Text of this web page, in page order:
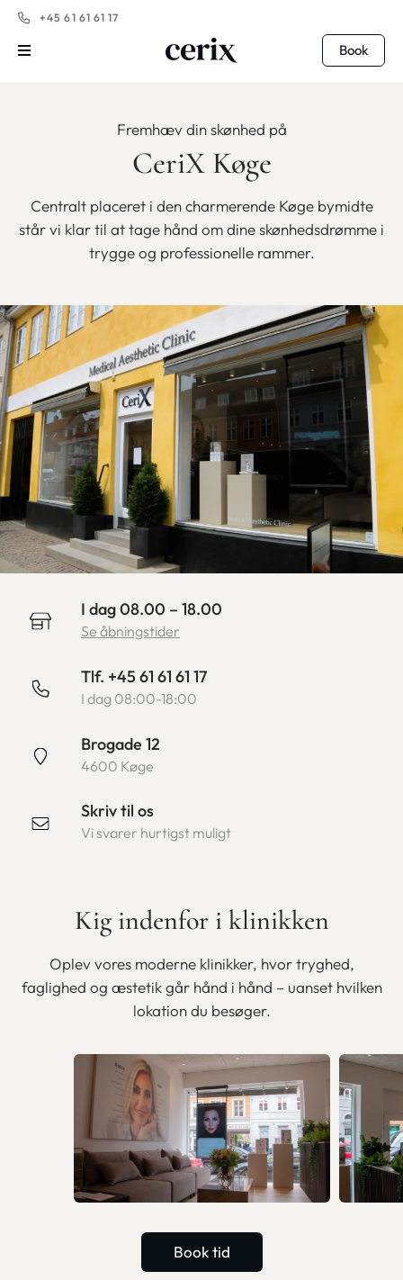
+45 61 61 61 17
Book
Fremhæv din skønhed på
CeriX Køge
Centralt placeret i den charmerende Køge bymidte
står vi klar til at tage hånd om dine skønhedsdrømme i
trygge og professionelle rammer.
I dag 08.00 – 18.00
Se åbningstider
Tlf. +45 61 61 61 17
I dag 08:00-18:00
Brogade 12
4600 Køge
Skriv til os
Vi svarer hurtigst muligt
Kig indenfor i klinikken
Oplev vores moderne klinikker, hvor tryghed,
faglighed og æstetik går hånd i hånd – uanset hvilken
lokation du besøger.
Book tid